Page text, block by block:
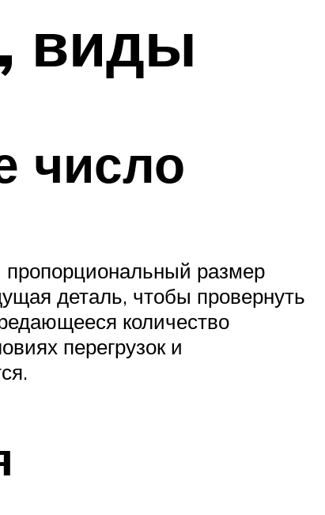
виды
число
размер
деталь, чтобы провернуть
количество
перегрузок и